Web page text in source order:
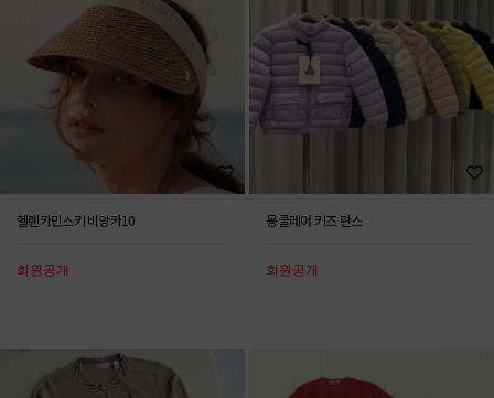
헬렌카민스키 비앙카10
회원공개
몽클레어 키즈 란스
회원공개